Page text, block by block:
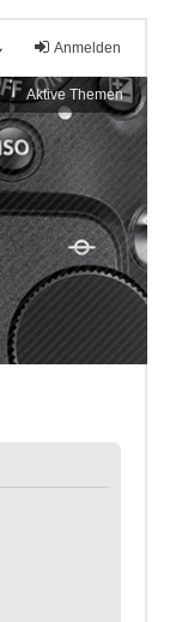
Anmelden
Aktive Themen